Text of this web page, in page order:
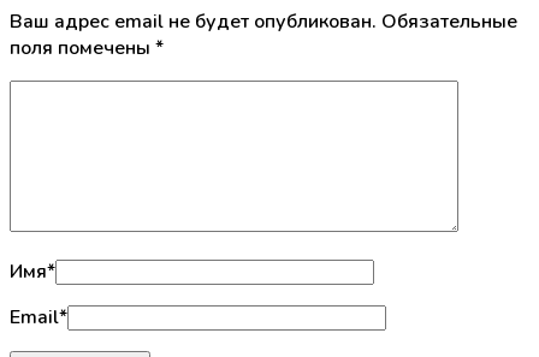
Ваш адрес email не будет опубликован. Обязательные
поля помечены *
Имя*
Email*